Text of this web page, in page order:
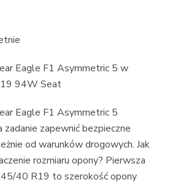
Eagle F1 Asymmetric 5 w
94W Seat
Eagle F1 Asymmetric 5
zapewnić bezpieczne
od warunków drogowych. Jak
rozmiaru opony? Pierwsza
40 R19 to szerokość opony